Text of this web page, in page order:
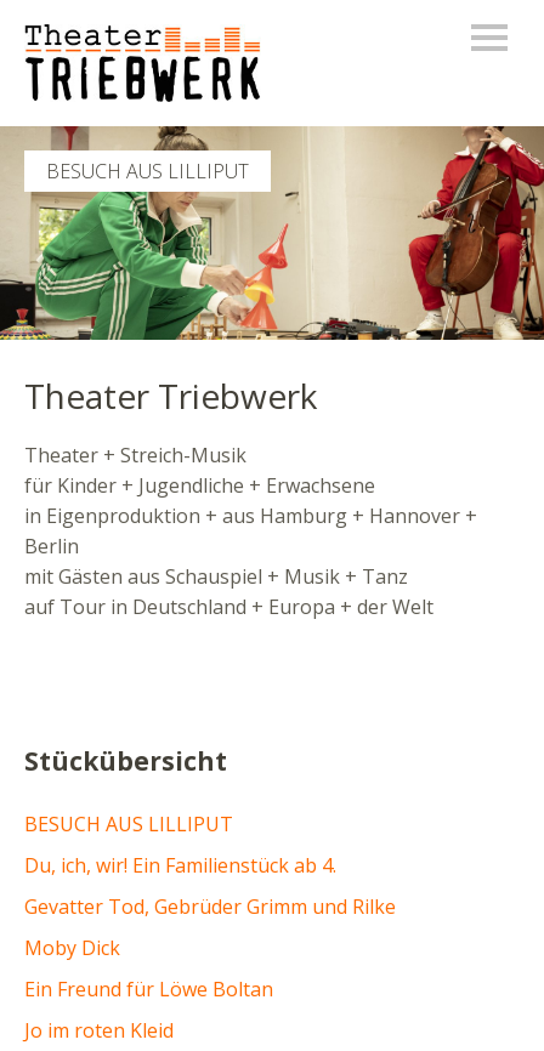
BESUCH AUS LILLIPUT
Theater Triebwerk
Theater + Streich-Musik
für Kinder + Jugendliche + Erwachsene
in Eigenproduktion + aus Hamburg + Hannover +
Berlin
mit Gästen aus Schauspiel + Musik + Tanz
auf Tour in Deutschland + Europa + der Welt
Stückübersicht
BESUCH AUS LILLIPUT
Du, ich, wir! Ein Familienstück ab 4.
Gevatter Tod, Gebrüder Grimm und Rilke
Moby Dick
Ein Freund für Löwe Boltan
Jo im roten Kleid